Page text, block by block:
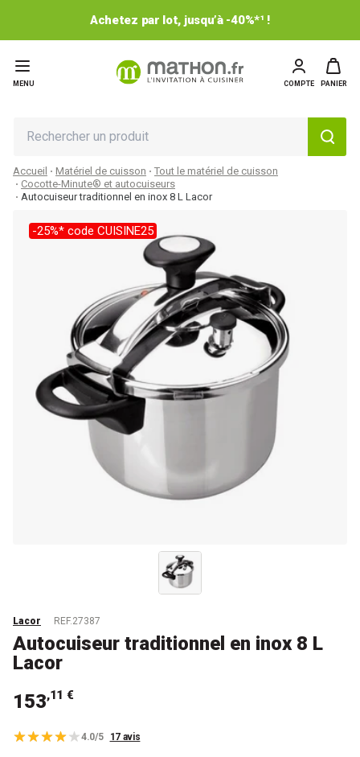
Achetez par lot, jusqu’à -40%*¹ !
MENU COMPTE PANIER
Accueil Matériel de cuisson
Tout le matériel de cuisson
Cocotte-Minute® et autocuiseurs
Autocuiseur traditionnel en inox 8 L Lacor
-25%* code CUISINE25
Lacor REF.27387
Autocuiseur traditionnel en inox 8 L
Lacor
153,11 €
4.0/5 17 avis